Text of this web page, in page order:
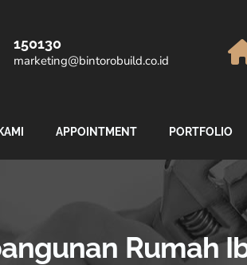
150130
marketing@bintorobuild.co.id
APPOINTMENT PORTFOLIO
Rumah